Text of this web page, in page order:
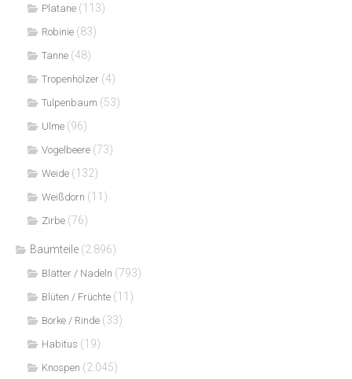
Platane (113)
Robinie (83)
Tanne (48)
Tropenhölzer (4)
Tulpenbaum (53)
Ulme (96)
Vogelbeere (73)
Weide (132)
Weißdorn (11)
Zirbe (76)
Baumteile (2.896)
Blätter / Nadeln (793)
Blüten / Früchte (11)
Borke / Rinde (33)
Habitus (19)
Knospen (2.045)